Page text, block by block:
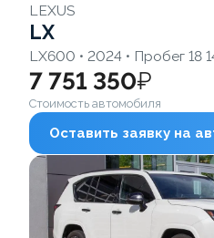
LEXUS
LX
LX600 • 2024 • Пробег 18
7 751 350₽
Стоимость автомобиля
Оставить заявку на